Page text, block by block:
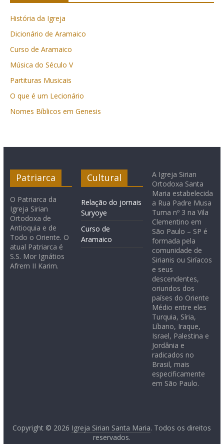
História da Igreja
Dicionário de Aramaico
Curso de Aramaico
Música do Século V
Partituras Musicais
O que é um Lecionário
Nomes Bíblicos em Genesis
Patriarca
O Patriarca da
Igreja Sirian
Ortodoxa de
Antioquia e de
Todo o Oriente. O
atual Patriarca é
S.S. Mor Ignátios
Afrem II Karim.
Cultural
Relação do jornais
Suryoye
Curso de
Aramaico
A Igreja Sirian
Ortodoxa Santa
Maria estabelecida
a Rua Padre Musa
Tuma nº 3 na Vila
Clementino em
São Paulo – SP é
formada pela
comunidade de
Sirianis ou Siríacos
e seus
descendentes,
oriundos dos
países do Oriente
Médio entre eles
Turquia, Síria,
Líbano, Iraque,
Israel, Palestina e
Jordânia e
radicados no
Brasil, mais
especificamente
em São Paulo.
Copyright © 2026 Igreja Sirian Santa Maria. Todos os direitos
reservados.